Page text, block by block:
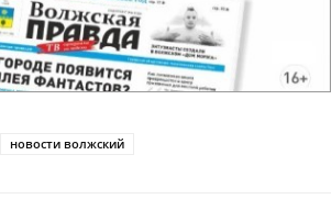
новости волжский